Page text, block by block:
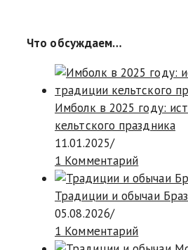
Что обсуждаем…
Имболк в 2025 году:
кельтского праздника
11.01.2025/
1 Комментарий
Традиции и обычаи
05.08.2026/
1 Комментарий